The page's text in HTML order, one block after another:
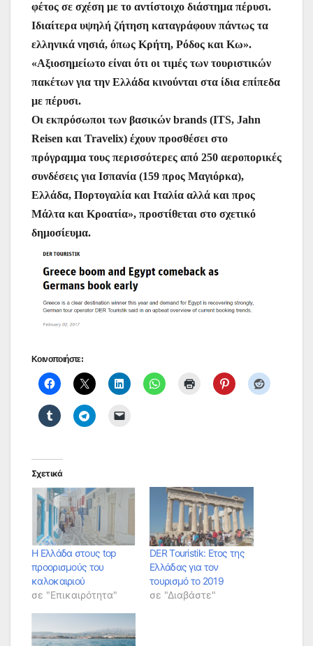
φέτος σε σχέση με το αντίστοιχο διάστημα πέρυσι.
Ιδιαίτερα υψηλή ζήτηση καταγράφουν πάντως τα
ελληνικά νησιά, όπως Κρήτη, Ρόδος και Κω».
«Αξιοσημείωτο είναι ότι οι τιμές των τουριστικών
πακέτων για την Ελλάδα κινούνται στα ίδια επίπεδα
με πέρυσι.
Οι εκπρόσωποι των βασικών brands (ITS, Jahn
Reisen και Travelix) έχουν προσθέσει στο
πρόγραμμα τους περισσότερες από 250 αεροπορικές
συνδέσεις για Ισπανία (159 προς Μαγιόρκα),
Ελλάδα, Πορτογαλία και Ιταλία αλλά και προς
Μάλτα και Κροατία», προστίθεται στο σχετικό
δημοσίευμα.
Κοινοποιήστε:
Σχετικά
Η Ελλάδα στους top
προορισμούς του
καλοκαιριού
σε "Επικαιρότητα"
DER Touristik: Eτος της
Ελλάδας για τον
τουρισμό τo 2019
σε "Διαβάστε"